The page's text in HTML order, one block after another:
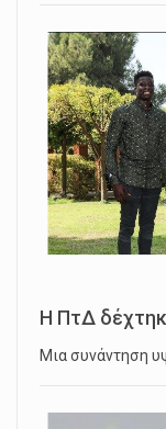
Η ΠτΔ
Μια συνάντηση